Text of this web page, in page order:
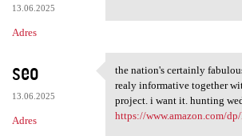
13.06.2025
Adres
seo
13.06.2025
Adres
the nation's certainly
the nation's certainly
realy informative together
project. i want it. hunting
https://www.amazon.com/